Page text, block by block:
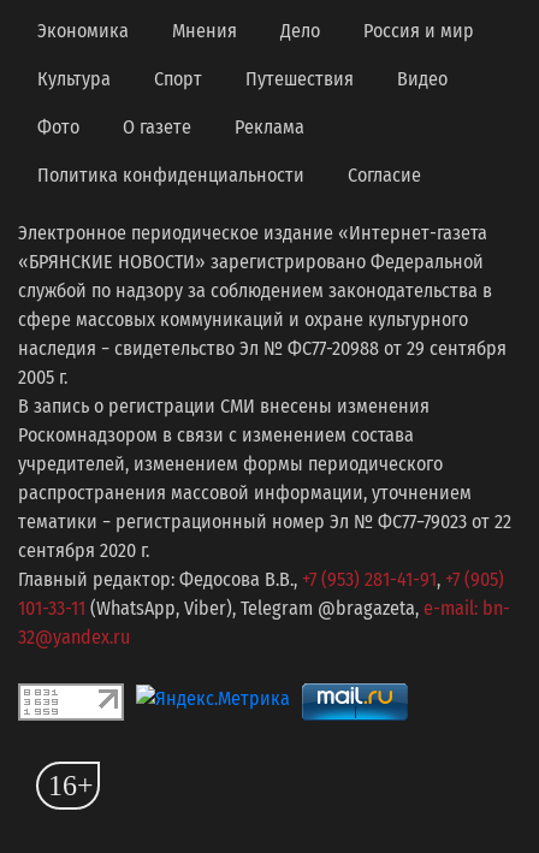
Экономика Мнения Дело Россия и мир
Культура Спорт Путешествия Видео
Фото О газете Реклама
Политика конфиденциальности Согласие
Электронное периодическое издание «Интернет-газета
«БРЯНСКИЕ НОВОСТИ» зарегистрировано Федеральной
службой по надзору за соблюдением законодательства в
сфере массовых коммуникаций и охране культурного
наследия − свидетельство Эл № ФС77-20988 от 29 сентября
2005 г.
В запись о регистрации СМИ внесены изменения
Роскомнадзором в связи с изменением состава
учредителей, изменением формы периодического
распространения массовой информации, уточнением
тематики − регистрационный номер Эл № ФС77−79023 от 22
сентября 2020 г.
Главный редактор: Федосова В.В., +7 (953) 281-41-91, +7 (905)
101-33-11 (WhatsApp, Viber), Telegram @bragazeta, e-mail: bn-
32@yandex.ru
16+